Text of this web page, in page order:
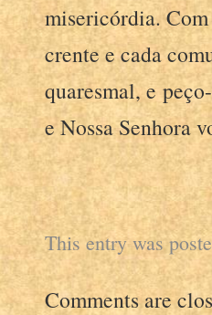
misericórdia. Com
crente e cada
quaresmal, e
e Nossa Senhora
This entry was
Comments are